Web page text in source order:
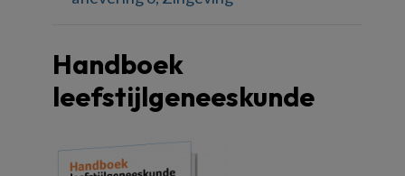
Handboek
leefstijlgeneeskunde